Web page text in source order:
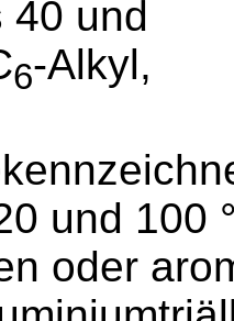
40 und
6-Alkyl,
und 100
oder